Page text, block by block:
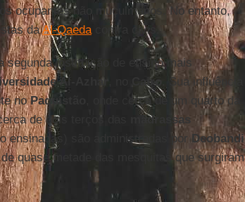
ocupantes não muçulmanos. No entanto,
daAl-Qaedacontra civis.
segunda instituição de ensino mais
Al-Azhar Cairo
. Sua influência
noPaquistão
, onde cerca de um quarto da
de dois terços das
madrassas
ensinadas) são administradas por Deobandi
quase metade das mesquitas que surgiram